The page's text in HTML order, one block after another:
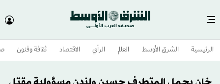
الرئيسية الشرق الأوسط​ العالم الرأي الاقتصاد ثقافة وفنون